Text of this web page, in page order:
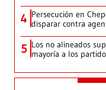
4 Persecución en
disparar contra
5 Los no alineados
mayoría a los